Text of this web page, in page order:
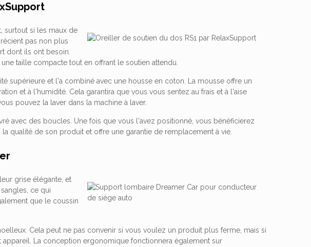
surtout si les maux de
pas non plus
dont ils ont besoin.
taille compacte tout en offrant le soutien attendu.
supérieure et l'a combiné avec une housse en coton. La mousse offre un
et à l'humidité. Cela garantira que vous vous sentez au frais et à l'aise
pouvez la laver dans la machine à laver.
avec des boucles. Une fois que vous l'avez positionné, vous bénéficierez
qualité de son produit et offre une garantie de remplacement à vie.
grise élégante, et
ce qui
que le coussin
Cela peut ne pas convenir si vous voulez un produit plus ferme, mais si
La conception ergonomique fonctionnera également sur